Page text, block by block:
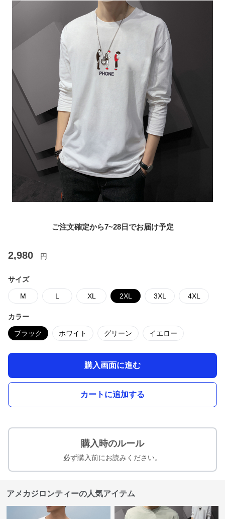
ご注文確定から7~28日でお届け予定
2,980 円
サイズ
M L XL 2XL 3XL 4XL
カラー
ブラック ホワイト グリーン イエロー
購入画面に進む
カートに追加する
購入時のルール
必ず購入前にお読みください。
アメカジロンティーの人気アイテム